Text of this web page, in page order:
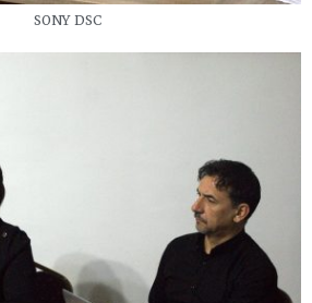
SONY DSC